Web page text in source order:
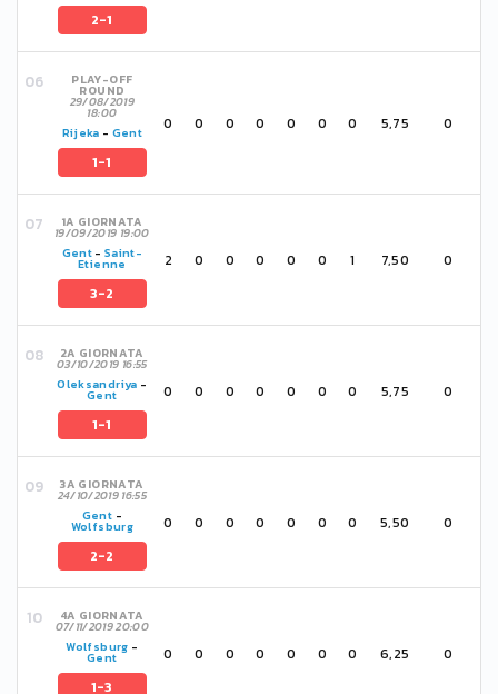
2-1
PLAY-OFF
ROUND
29/08/2019
18:00
Rijeka - Gent
1-1
0 0 0 0 0 0 0 5,75 0
1A GIORNATA
19/09/2019 19:00
Gent-Saint-
Etienne
3-2
2 0 0 0 0 0 1 7,50 0
2A GIORNATA
03/10/2019 16:55
Oleksandriya -
Gent
1-1
0 0 0 0 0 0 0 5,75 0
3A GIORNATA
24/10/2019 16:55
Gent -
Wolfsburg
2-2
0 0 0 0 0 0 0 5,50 0
4A GIORNATA
07/11/2019 20:00
Wolfsburg -
Gent
1-3
0 0 0 0 0 0 0 6,25 0